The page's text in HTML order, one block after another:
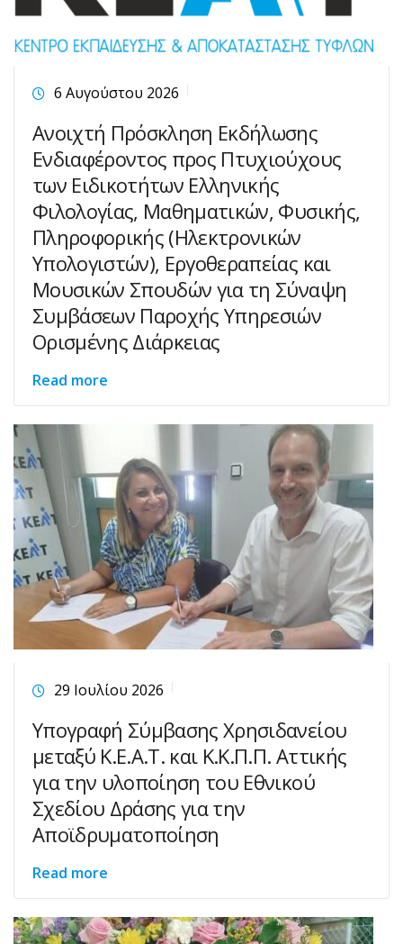
6 Αυγούστου 2026
Ανοιχτή Πρόσκληση Εκδήλωσης
Ενδιαφέροντος προς Πτυχιούχους
των Ειδικοτήτων Ελληνικής
Φιλολογίας, Μαθηματικών, Φυσικής,
Πληροφορικής (Ηλεκτρονικών
Υπολογιστών), Εργοθεραπείας και
Μουσικών Σπουδών για τη Σύναψη
Συμβάσεων Παροχής Υπηρεσιών
Ορισμένης Διάρκειας
Read more
29 Ιουλίου 2026
Υπογραφή Σύμβασης Χρησιδανείου
μεταξύ Κ.Ε.Α.Τ. και Κ.Κ.Π.Π. Αττικής
για την υλοποίηση του Εθνικού
Σχεδίου Δράσης για την
Αποϊδρυματοποίηση
Read more